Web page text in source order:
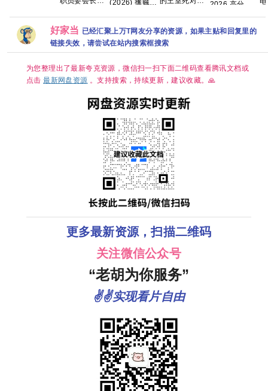
爱情 / 奇幻 又
名: Reborn
Rookie /
Suddenly
Intern 夸克
(2026) 擒贼
50FPS S01杜
比音效 HDR
HiveWeb/内
嵌简中字幕/
【单集1～
南俊 张胜祖
蔡书安 金海淑
2026/喜剧/爱
情/奇幻/已更
2026 高分 爱
好家当 已经汇聚上万T网友分享的资源，如果主贴和回复里的
链接失效，请尝试在站内搜索框搜索
为您整理出了最新夸克资源，微信扫一扫下面二维码查看腾讯文档或
点击最新网盘资源 。支持搜索，持续更新，建议收藏。🙏
更多最新资源，扫描二维码
关注微信公众号
“老胡为你服务”
✌✌实现看片自由